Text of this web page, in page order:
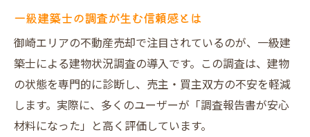
一級建築士の調査が生む信頼感とは
御崎エリアの不動産売却で注目されているのが、一級建
築士による建物状況調査の導入です。この調査は、建物
の状態を専門的に診断し、売主・買主双方の不安を軽減
します。実際に、多くのユーザーが「調査報告書が安心
材料になった」と高く評価しています。